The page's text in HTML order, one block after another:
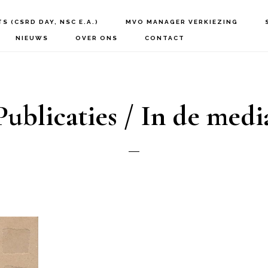
(CSRD DAY, NSC E.A.) MVO MANAGER VERKIEZING
NIEUWS OVER ONS CONTACT
/ In de